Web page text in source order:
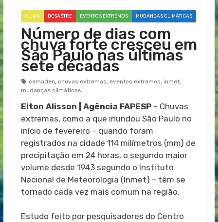
CLIMA DESASTRE EVENTOS EXTREMOS MUDANÇAS CLIMÁTICAS
Número de dias com
chuva forte cresceu em
São Paulo nas últimas
sete décadas
cemaden, chuvas extremas, eventos extremos, inmet,
mudanças climáticas
Elton Alisson | Agência FAPESP– Chuvas
extremas, como a que inundou São Paulo no
início de fevereiro – quando foram
registrados na cidade 114 milímetros (mm) de
precipitação em 24 horas, o segundo maior
volume desde 1943 segundo o Instituto
Nacional de Meteorologia (Inmet) – têm se
tornado cada vez mais comum na região.
Estudo feito por pesquisadores do Centro